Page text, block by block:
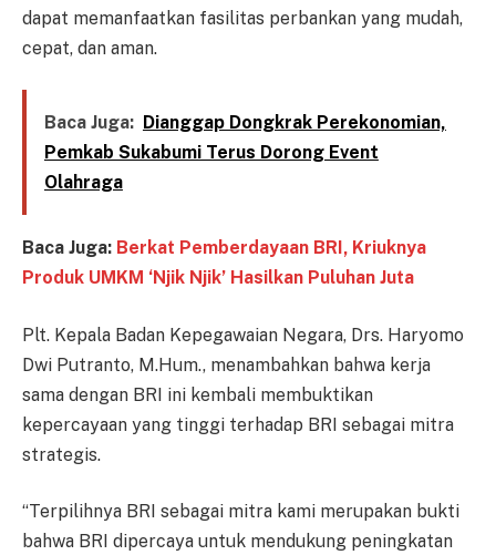
dapat memanfaatkan fasilitas perbankan yang mudah,
cepat, dan aman.
Baca Juga: Dianggap Dongkrak Perekonomian,
Pemkab Sukabumi Terus Dorong Event
Olahraga
Baca Juga: Berkat Pemberdayaan BRI, Kriuknya
Produk UMKM ‘Njik Njik’ Hasilkan Puluhan Juta
Plt. Kepala Badan Kepegawaian Negara, Drs. Haryomo
Dwi Putranto, M.Hum., menambahkan bahwa kerja
sama dengan BRI ini kembali membuktikan
kepercayaan yang tinggi terhadap BRI sebagai mitra
strategis.
“Terpilihnya BRI sebagai mitra kami merupakan bukti
bahwa BRI dipercaya untuk mendukung peningkatan